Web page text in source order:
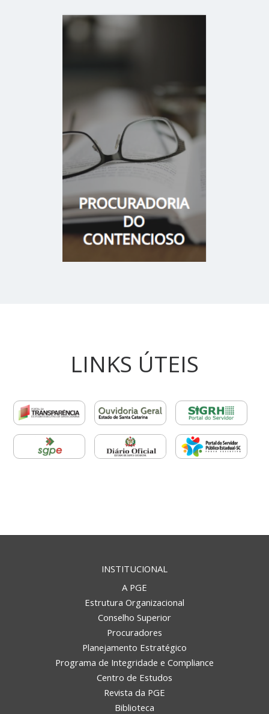
LINKS ÚTEIS
INSTITUCIONAL
A PGE
Estrutura Organizacional
Conselho Superior
Procuradores
Planejamento Estratégico
Programa de Integridade e Compliance
Centro de Estudos
Revista da PGE
Biblioteca